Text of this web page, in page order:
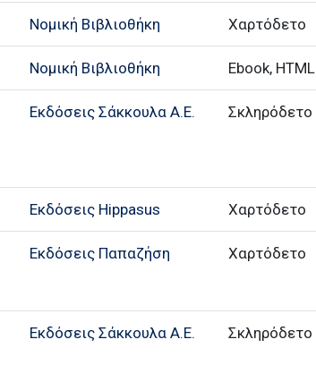
Νομική Βιβλιοθήκη Χαρτόδετο
Νομική Βιβλιοθήκη Ebook, HTML
Εκδόσεις Σάκκουλα Α.Ε. Σκληρόδετο
Εκδόσεις Hippasus Χαρτόδετο
Εκδόσεις Παπαζήση Χαρτόδετο
Εκδόσεις Σάκκουλα Α.Ε. Σκληρόδετο